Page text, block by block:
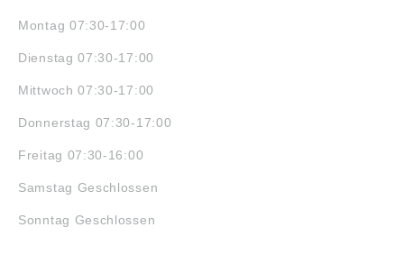
Montag 07:30-17:00
Dienstag 07:30-17:00
Mittwoch 07:30-17:00
Donnerstag 07:30-17:00
Freitag 07:30-16:00
Samstag Geschlossen
Sonntag Geschlossen